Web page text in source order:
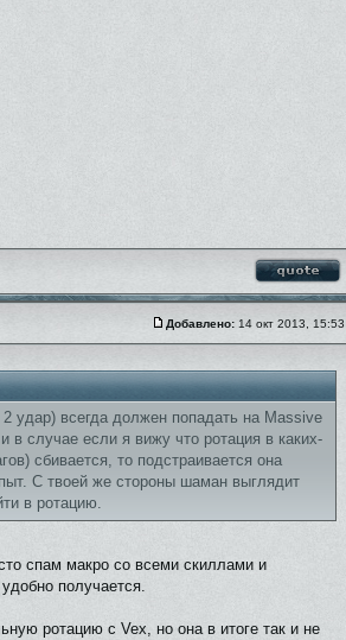
Добавлено: 14 окт 2013, 15:53
удар) всегда должен попадать на Massive
в случае если я вижу что ротация в каких-
сбивается, то подстраивается она
С твоей же стороны шаман выглядит
в ротацию.
спам макро со всеми скиллами и
получается.
ротацию с Vex, но она в итоге так и не